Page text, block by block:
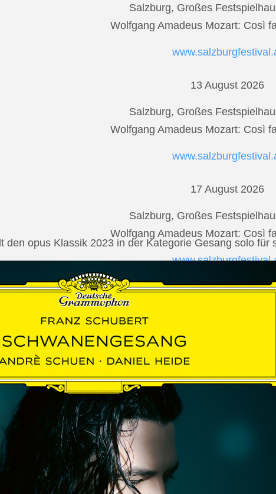
Salzburg, Großes
Wolfgang Amadeus Mozart: Così
13 August 2026
Salzburg, Großes
Wolfgang Amadeus Mozart: Così
17 August 2026
Salzburg, Großes
Wolfgang Amadeus Mozart: Così
20 August 2026
Vilabertran, Canònica de
Johannes Brahms: Die
www.schubertiada.cat
Salzburg, Großes
Wolfgang Amadeus Mozart: Così
www.salzburgfestival.at
den opus Klassik 2023 in der Kategorie Gesang solo